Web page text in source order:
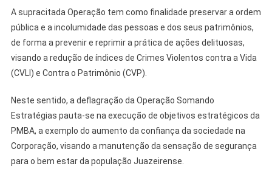
A supracitada Operação tem como finalidade preservar a ordem
pública e a incolumidade das pessoas e dos seus patrimônios,
de forma a prevenir e reprimir a prática de ações delituosas,
visando a redução de índices de Crimes Violentos contra a Vida
(CVLI) e Contra o Patrimônio (CVP).
Neste sentido, a deflagração da Operação Somando
Estratégias pauta-se na execução de objetivos estratégicos da
PMBA, a exemplo do aumento da confiança da sociedade na
Corporação, visando a manutenção da sensação de segurança
para o bem estar da população Juazeirense.